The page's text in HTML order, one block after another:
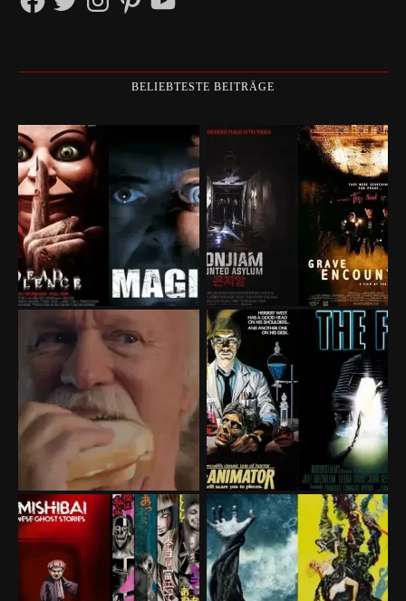
BELIEBTESTE BEITRÄGE